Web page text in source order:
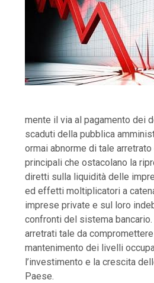
mente il via al pagamento dei
scaduti della pubblica
ormai abnorme di tale
principali che ostacolano la
diretti sulla liquidità delle
ed effetti moltiplicatori a
imprese private e sul loro
confronti del sistema
arretrati tale da
mantenimento dei livelli
l’investimento e la crescita
Paese.